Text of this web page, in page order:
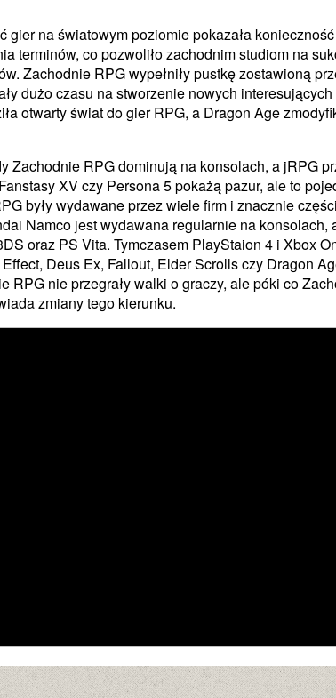
gier na światowym poziomie pokazała
terminów, co pozwoliło zachodnim studiom na
Zachodnie RPG wypełniły pustkę zostawioną
dużo czasu na stworzenie nowych interesujących
otwarty świat do gier RPG, a Dragon Age
Zachodnie RPG dominują na konsolach, a jRPG
XV czy Persona 5 pokażą pazur, ale to
były wydawane przez wiele firm i znacznie
Namco jest wydawana regularnie na konsolach,
oraz PS Vita. Tymczasem PlayStaion 4 i Xbox
Deus Ex, Fallout, Elder Scrolls czy Dragon
RPG nie przegrały walki o graczy, ale póki co
zmiany tego kierunku.